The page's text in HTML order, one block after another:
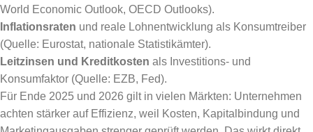
World Economic Outlook, OECD Outlooks).
Inflationsraten und reale Lohnentwicklung als Konsumtreiber
(Quelle: Eurostat, nationale Statistikämter).
Leitzinsen und Kreditkosten als Investitions- und
Konsumfaktor (Quelle: EZB, Fed).
Für Ende 2025 und 2026 gilt in vielen Märkten: Unternehmen
achten stärker auf Effizienz, weil Kosten, Kapitalbindung und